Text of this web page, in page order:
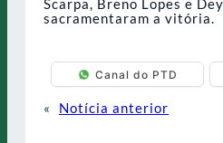
Scarpa, Breno Lopes e
sacramentaram a vitória.
Canal do PTD
«
Notícia anterior